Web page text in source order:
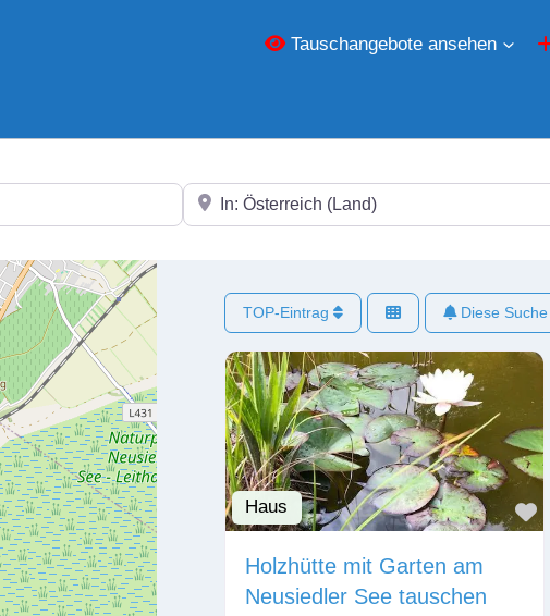
Tauschangebote ansehen
In der Nähe
TOP-Eintrag Diese Suche
Haus
Holzhütte mit Garten am
Neusiedler See tauschen